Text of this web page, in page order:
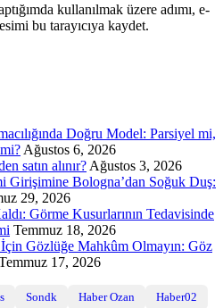
kullanılmak üzere adımı, e-
bu tarayıcıya kaydet.
Doğru Model: Parsiyel mi,
Ağustos 6, 2026
satın alınır?Ağustos 3, 2026
Girişimine Bologna’dan Soğuk Duş:
29, 2026
Görme Kusurlarının Tedavisinde
Temmuz 18, 2026
Gözlüğe Mahkûm Olmayın: Göz
17, 2026
Sondk Haber Ozan Haber02